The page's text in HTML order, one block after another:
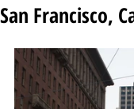
San Francisco,